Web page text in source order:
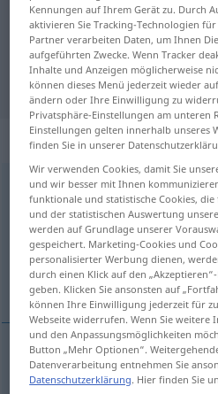
Tschechisch-
für "taxovat"
"taxovat" Deutsch
„taxovat“
taxovat( o-<-xuji>)
Übersicht aller
(Für mehr Details die Übersetzung
taxieren
taxieren taxovat
Kennungen auf Ihrem Gerät zu. Durch
aktivieren Sie Tracking-Technologien
Partner verarbeiten Daten, um Ihnen
aufgeführten Zwecke. Wenn Tracker
Inhalte und Anzeigen möglicherweise
können dieses Menü jederzeit wieder
ändern oder Ihre Einwilligung zu
Privatsphäre-Einstellungen am unteren
Einstellungen gelten innerhalb unseres
finden Sie in unserer
Wir verwenden Cookies, damit Sie
und wir besser mit Ihnen
funktionale und statistische Cookies,
und der statistischen Auswertung
werden auf Grundlage unserer
gespeichert. Marketing-Cookies und
personalisierter Werbung dienen,
durch einen Klick auf den
geben. Klicken Sie ansonsten auf
können Ihre Einwilligung jederzeit für
Webseite widerrufen. Wenn Sie weitere
und den Anpassungsmöglichkeiten
Button „Mehr Optionen“.
Datenverarbeitung entnehmen Sie
Datenschutzerklärung. Hier finden Sie